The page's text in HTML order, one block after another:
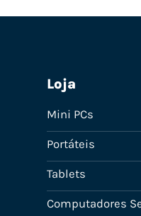
Loja
Mini PCs
Portáteis
Tablets
Computadores